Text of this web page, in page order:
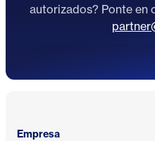
autorizados? Ponte en
Empresa